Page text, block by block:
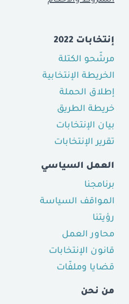
إنتخابات 2022
مرشّحو الكتلة
الخريطة الإنتخابية
إطلاق الحملة
خريطة الطريق
بيان الإنتخابات
تقرير الإنتخابات
العمل السياسي
برنامجنا
المواقف السياسة
رؤيتنا
محاور العمل
قانون الإنتخابات
قضايا وملفّات
من نحن